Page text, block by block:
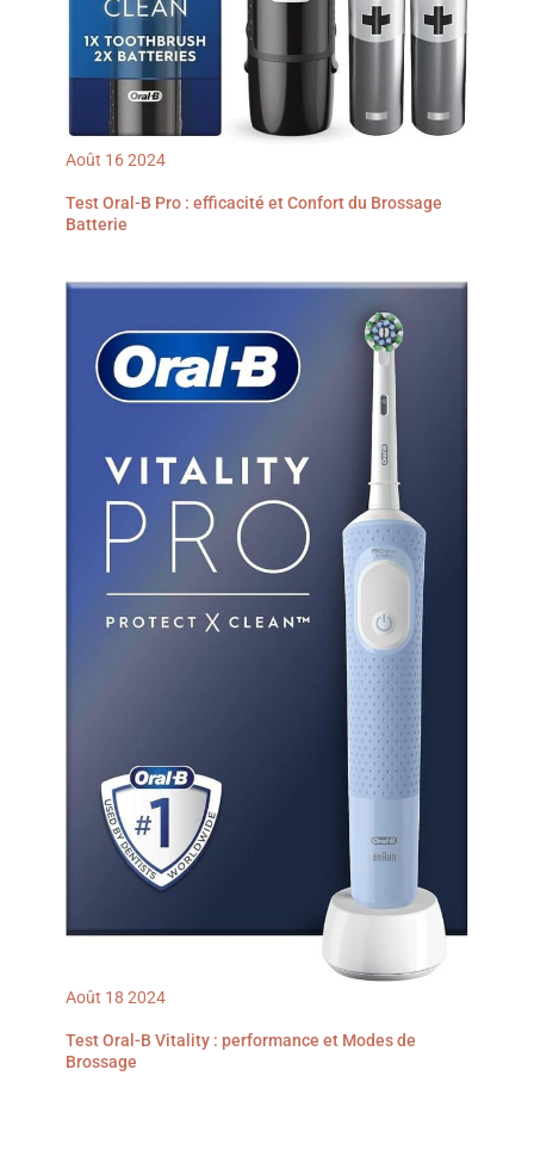
Août 162024
Test Oral-B Pro : efficacité et Confort du Brossage
Batterie
Août 18 2024
Test Oral-B Vitality : performance et Modes de
Brossage